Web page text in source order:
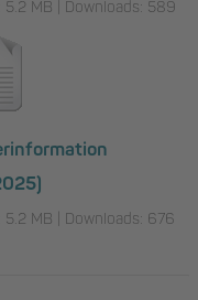
5.2 MB | Downloads: 589
5.2 MB | Downloads: 676